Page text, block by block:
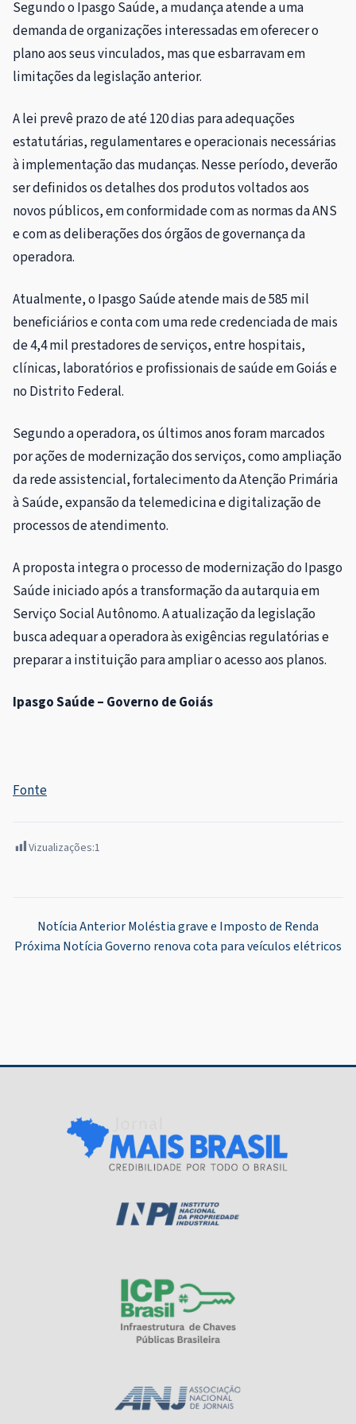
Segundo o Ipasgo Saúde, a mudança atende a uma
demanda de organizações interessadas em oferecer o
plano aos seus vinculados, mas que esbarravam em
limitações da legislação anterior.
A lei prevê prazo de até 120 dias para adequações
estatutárias, regulamentares e operacionais necessárias
à implementação das mudanças. Nesse período, deverão
ser definidos os detalhes dos produtos voltados aos
novos públicos, em conformidade com as normas da ANS
e com as deliberações dos órgãos de governança da
operadora.
Atualmente, o Ipasgo Saúde atende mais de 585 mil
beneficiários e conta com uma rede credenciada de mais
de 4,4 mil prestadores de serviços, entre hospitais,
clínicas, laboratórios e profissionais de saúde em Goiás e
no Distrito Federal.
Segundo a operadora, os últimos anos foram marcados
por ações de modernização dos serviços, como ampliação
da rede assistencial, fortalecimento da Atenção Primária
à Saúde, expansão da telemedicina e digitalização de
processos de atendimento.
A proposta integra o processo de modernização do Ipasgo
Saúde iniciado após a transformação da autarquia em
Serviço Social Autônomo. A atualização da legislação
busca adequar a operadora às exigências regulatórias e
preparar a instituição para ampliar o acesso aos planos.
Ipasgo Saúde – Governo de Goiás
Fonte
Vizualizações:1
Navegação
Notícia AnteriorMoléstia grave e Imposto de Renda
Próxima NotíciaGoverno renova cota para veículos elétricos